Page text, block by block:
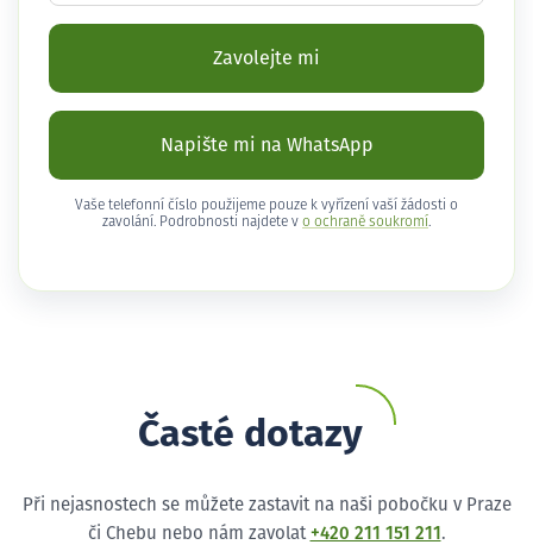
Zavolejte mi
Napište mi na WhatsApp
Vaše telefonní číslo použijeme pouze k vyřízení vaší žádosti o
zavolání. Podrobnosti najdete v o ochraně soukromí .
Časté dotazy
Při nejasnostech se můžete zastavit na naši pobočku v Praze
či Chebu nebo nám zavolat +420 211 151 211 .